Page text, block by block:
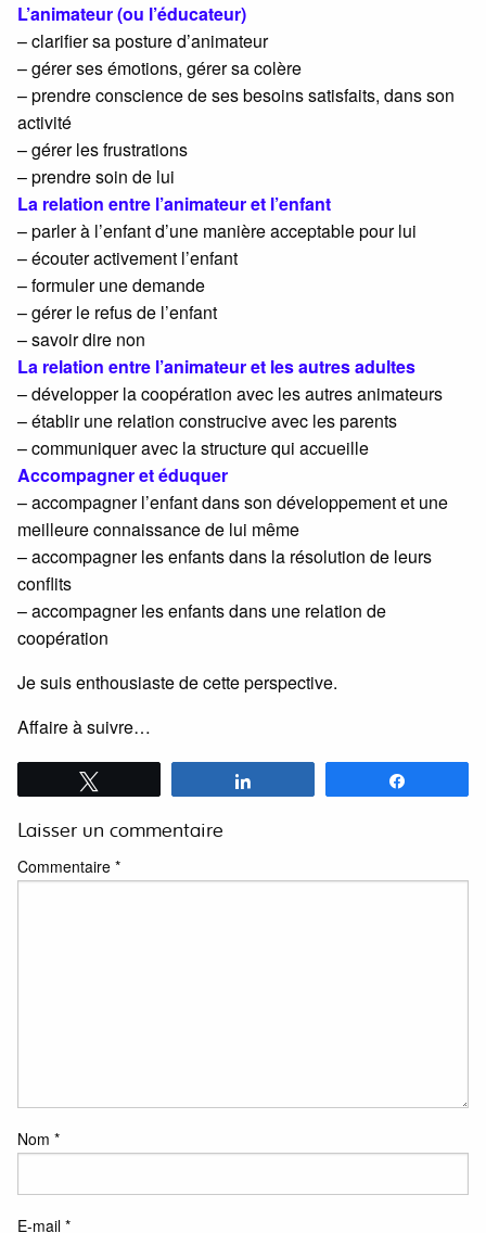
L’animateur (ou l’éducateur)
– clarifier sa posture d’animateur
– gérer ses émotions, gérer sa colère
– prendre conscience de ses besoins satisfaits, dans son
activité
– gérer les frustrations
– prendre soin de lui
La relation entre l’animateur et l’enfant
– parler à l’enfant d’une manière acceptable pour lui
– écouter activement l’enfant
– formuler une demande
– gérer le refus de l’enfant
– savoir dire non
La relation entre l’animateur et les autres adultes
– développer la coopération avec les autres animateurs
– établir une relation construcive avec les parents
– communiquer avec la structure qui accueille
Accompagner et éduquer
– accompagner l’enfant dans son développement et une
meilleure connaissance de lui même
– accompagner les enfants dans la résolution de leurs
conflits
– accompagner les enfants dans une relation de
coopération
Je suis enthousiaste de cette perspective.
Affaire à suivre…
Laisser un commentaire
Commentaire *
Nom *
E-mail *